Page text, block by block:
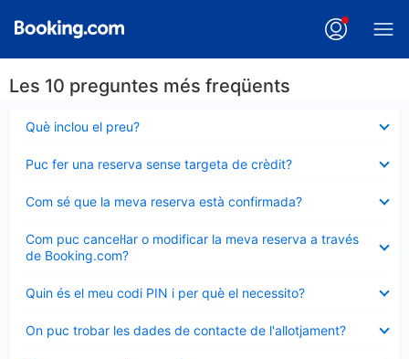
Les 10 preguntes més freqüents
Què inclou el preu?
tancat
Puc fer una reserva sense targeta de crèdit?
tancat
Com sé que la meva reserva està confirmada?
tancat
Com puc cancel·lar o modificar la meva reserva a través
de Booking.com?
tancat
Quin és el meu codi PIN i per què el necessito?
tancat
On puc trobar les dades de contacte de l'allotjament?
tancat